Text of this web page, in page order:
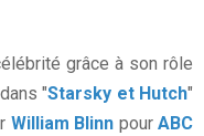
grâce à son rôle
"Starsky et Hutch"
William Blinn pourABC